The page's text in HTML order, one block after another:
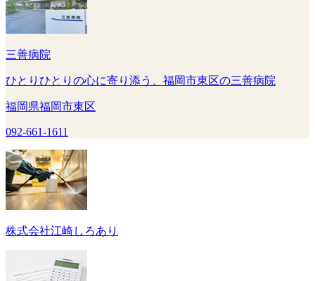
三善病院
ひとりひとりの心に寄り添う、福岡市東区の三善病院
福岡県福岡市東区
092-661-1611
株式会社江崎しろあり